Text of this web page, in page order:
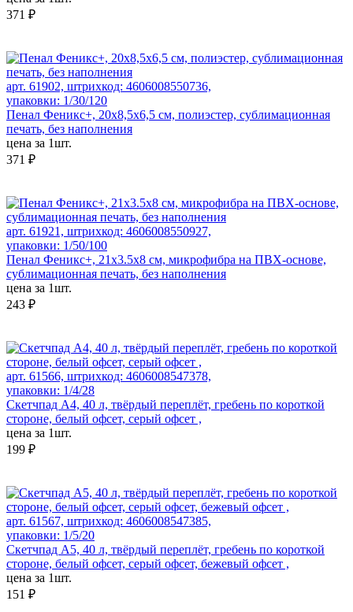
371 ₽
арт. 61902, штрихкод: 4606008550736,
упаковки: 1/30/120
Пенал Феникс+, 20х8,5х6,5 см, полиэстер, сублимационная
печать, без наполнения
цена за 1шт.
371 ₽
арт. 61921, штрихкод: 4606008550927,
упаковки: 1/50/100
Пенал Феникс+, 21х3.5х8 см, микрофибра на ПВХ-основе,
сублимационная печать, без наполнения
цена за 1шт.
243 ₽
арт. 61566, штрихкод: 4606008547378,
упаковки: 1/4/28
Скетчпад А4, 40 л, твёрдый переплёт, гребень по короткой
стороне, белый офсет, серый офсет ,
цена за 1шт.
199 ₽
арт. 61567, штрихкод: 4606008547385,
упаковки: 1/5/20
Скетчпад А5, 40 л, твёрдый переплёт, гребень по короткой
стороне, белый офсет, серый офсет, бежевый офсет ,
цена за 1шт.
151 ₽